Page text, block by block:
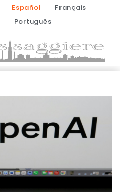
Español
Français
Português